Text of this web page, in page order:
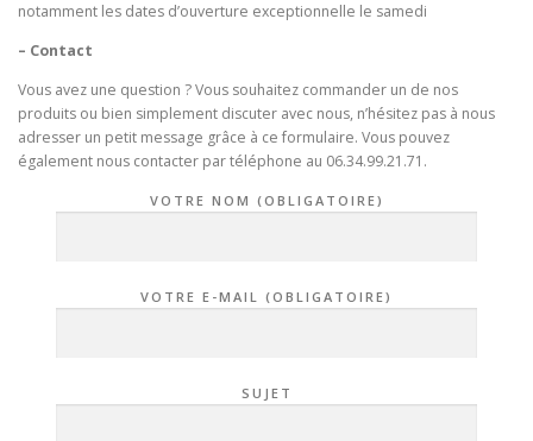
notamment les dates d’ouverture exceptionnelle le samedi
– Contact
Vous avez une question ? Vous souhaitez commander un de nos
produits ou bien simplement discuter avec nous, n’hésitez pas à nous
adresser un petit message grâce à ce formulaire. Vous pouvez
également nous contacter par téléphone au 06.34.99.21.71.
VOTRE NOM (OBLIGATOIRE)
VOTRE E-MAIL (OBLIGATOIRE)
SUJET